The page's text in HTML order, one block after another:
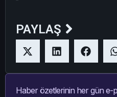
PAYLAŞ
Haber özetlerinin her gün e-